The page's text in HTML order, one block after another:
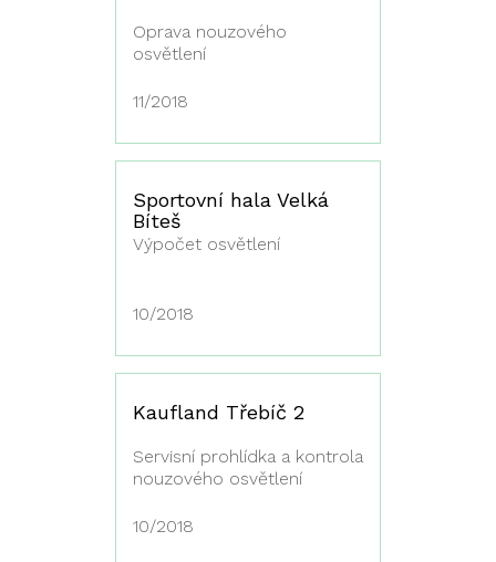
Oprava nouzového
osvětlení
11/2018
Sportovní hala Velká
Bíteš
Výpočet osvětlení
10/2018
Kaufland Třebíč 2
Servisní prohlídka a kontrola
nouzového osvětlení
10/2018